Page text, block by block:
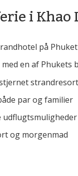
i Khao
på Phuket
en af Phukets
par og familier
udflugtsmuligheder
og morgenmad